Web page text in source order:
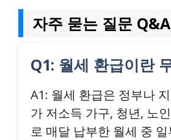
자주 묻는 질문 Q&A
Q1: 월세 환급이란
A1: 월세 환급은 정부나
가 저소득 가구, 청년, 노
로 매달 납부한 월세 중